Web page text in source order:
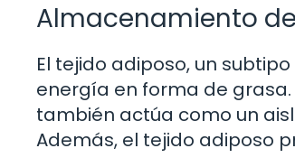
Almacenamiento
El tejido adiposo, un
energía en forma de
también actúa como un
Además, el tejido adiposo